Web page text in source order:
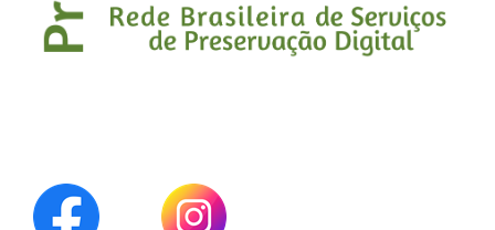
Rocio Del Carmen Arellanos-Occ, Jhosymar Bacalla-
Tenorio, Ingrid Aracelli Cassana-Huamán, Leif Armando
Eldalisley dos Santos Silva, Eraldo Antonio Bonfatti Júnior,
Gabriel Afonso de Oliveir A Silva, Kezia Rage Curvo, Diego